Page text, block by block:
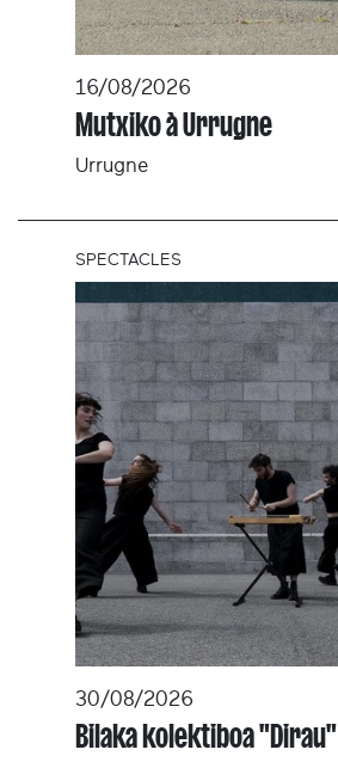
16/08/2026
Mutxiko à Urrugne
Urrugne
SPECTACLES
30/08/2026
Bilaka kolektiboa "Dirau"